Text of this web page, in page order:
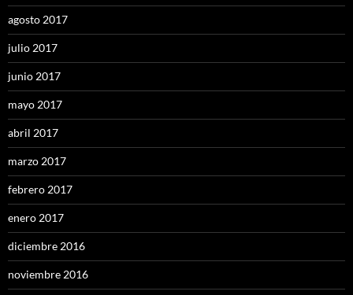
agosto 2017
julio 2017
junio 2017
mayo 2017
abril 2017
marzo 2017
febrero 2017
enero 2017
diciembre 2016
noviembre 2016